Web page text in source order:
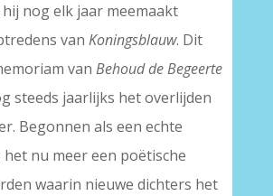
nog elk jaar meemaakt
van Koningsblauw. Dit
van Behoud de Begeerte
steeds jaarlijks het overlijden
Begonnen als een echte
het nu meer een poëtische
waarin nieuwe dichters het